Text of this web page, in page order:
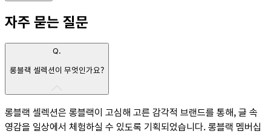
자주 묻는 질문
Q.
롱블랙 셀렉션이 무엇인가요?
롱블랙 셀렉션은 롱블랙이 고심해 고른 감각적 브랜드를 통해, 글 속
영감을 일상에서 체험하실 수 있도록 기획되었습니다. 롱블랙 멤버십